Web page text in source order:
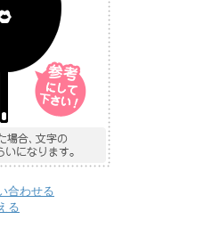
合わせる
る